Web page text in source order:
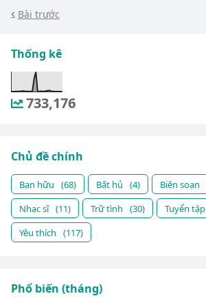
Bài trước
Thống kê
733,176
Chủ đề chính
Bạn hữu (68) Bất hủ (4) Biên soạn
Nhạc sĩ (11) Trữ tình (30) Tuyển tập
Yêu thích
(117)
Phổ biến (tháng)